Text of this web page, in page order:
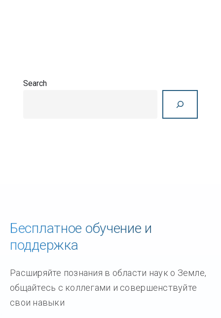
Search
Бесплатное обучение и
поддержка
Расширяйте познания в области наук о Земле,
общайтесь с коллегами и совершенствуйте
свои навыки